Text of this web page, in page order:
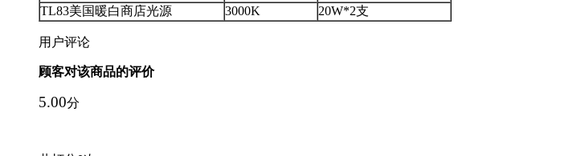
TL83美国暖白商店光源
3000K 20W*2支
用户评论
顾客对该商品的评价
5.00分